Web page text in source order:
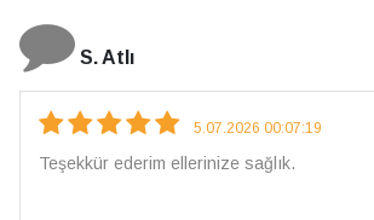
N. Elçi
4.08.2026 16:27:03
Çarpıcı ve olağanüstü bir işçilikle